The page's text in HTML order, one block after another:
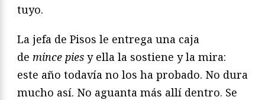
tuyo.
La jefa de Pisos le entrega una caja
de mince pies y ella la sostiene y la mira:
este año todavía no los ha probado. No dura
mucho así. No aguanta más allí dentro. Se